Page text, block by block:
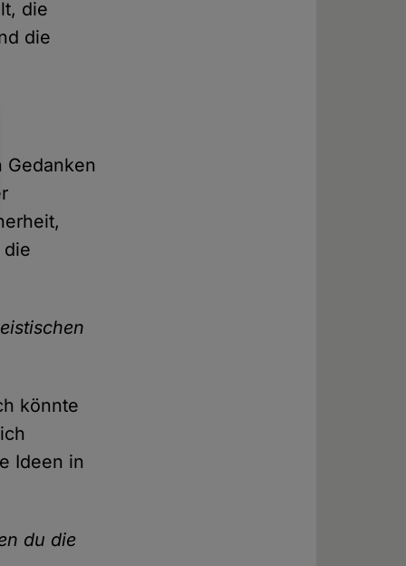
die
die
die
könnte
Ideen in
du die